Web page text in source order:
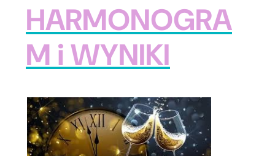
HARMONOGRA
M i WYNIKI